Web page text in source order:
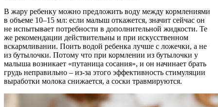
В жару ребенку можно предложить воду между кормлениями
в объеме 10–15 мл: если малыш откажется, значит сейчас он
не испытывает потребности в дополнительной жидкости. Те
же рекомендации действительны и при искусственном
вскармливании. Поить водой ребенка лучше с ложечки, а не
из бутылочки. Потому что при кормлении из бутылочки у
малыша возникает «путаница сосания», и он начинает брать
грудь неправильно – из-за этого эффективность стимуляции
выработки молока снижается, а соски травмируются.